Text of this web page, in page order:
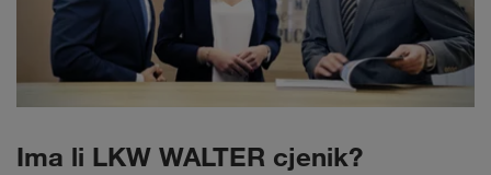
Ima li LKW WALTER cjenik?